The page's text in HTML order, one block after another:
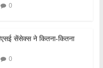
0
सेंसेक्स ने कितना-कितना
0